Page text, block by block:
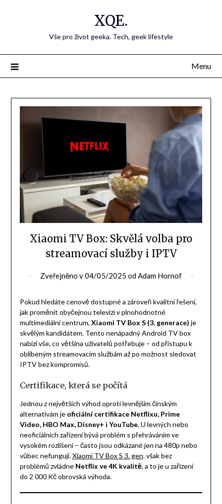
XQE.
Vše pro život geeka. Tech, geek lifestyle
Menu
Xiaomi TV Box: Skvělá volba pro
streamovací služby i IPTV
Zveřejněno v04/05/2025 odAdam Hornof
Pokud hledáte cenově dostupné a zároveň kvalitní řešení,
jak proměnit obyčejnou televizi v plnohodnotné
multimediální centrum, Xiaomi TV Box S (3. generace) je
skvělým kandidátem. Tento nenápadný Android TV box
nabízí vše, co většina uživatelů potřebuje – od přístupu k
oblíbeným streamovacím službám až po možnost sledovat
IPTV bez kompromisů.
Certifikace, která se počítá
Jednou z největších výhod oproti levnějším čínským
alternativám je oficiální certifikace Netflixu, Prime
Video, HBO Max, Disney+ i YouTube. U levných nebo
neoficiálních zařízení bývá problém s přehráváním ve
vysokém rozlišení – často jsou odkázané jen na 480p nebo
vůbec nefungují.Xiaomi TV Box S 3. gen. však bez
problémů zvládne Netflix ve 4K kvalitě, a to je u zařízení
do 2 000 Kč obrovská výhoda.